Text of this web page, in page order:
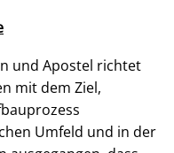
und Apostel richtet
mit dem Ziel,
Umfeld und in der